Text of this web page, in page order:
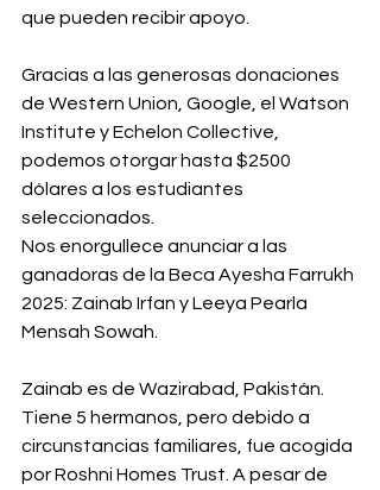
que pueden recibir apoyo.
Gracias a las generosas donaciones
de Western Union, Google, el Watson
Institute y Echelon Collective,
podemos otorgar hasta $2500
dólares a los estudiantes
seleccionados.
Nos enorgullece anunciar a las
ganadoras de la Beca Ayesha Farrukh
2025: Zainab Irfan y Leeya Pearla
Mensah Sowah.
Zainab es de Wazirabad, Pakistán.
Tiene 5 hermanos, pero debido a
circunstancias familiares, fue acogida
por Roshni Homes Trust. A pesar de